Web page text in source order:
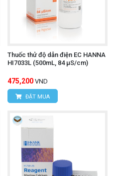
Thuốc thử độ dẫn điện EC HANNA
HI7033L (500mL, 84 µS/cm)
475,200 VND
ĐẶT MUA